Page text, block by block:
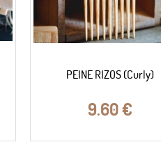
PEINE RIZOS (Curly)
9.60€